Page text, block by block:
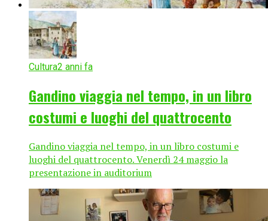
Cultura2 anni fa
Gandino viaggia nel tempo, in un libro
costumi e luoghi del quattrocento
Gandino viaggia nel tempo, in un libro costumi e
luoghi del quattrocento. Venerdì 24 maggio la
presentazione in auditorium